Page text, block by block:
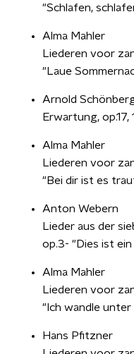
"Schlafen,
Alma Mahler
Liederen voor
"Laue
Arnold
Erwartung, op.17,
Alma Mahler
Liederen voor
"Bei dir ist es
Anton Webern
Lieder aus der
op.3- "Dies ist
Alma Mahler
Liederen voor
"Ich wandle unter
Hans Pfitzner